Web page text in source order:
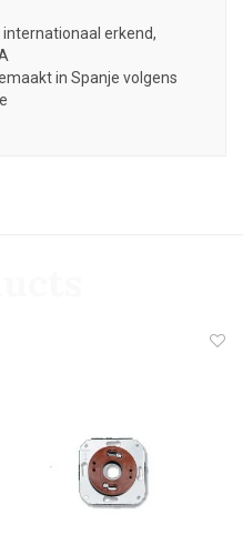
internationaal erkend,
in Spanje volgens